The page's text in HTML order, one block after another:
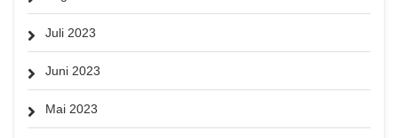
Juli 2023
Juni 2023
Mai 2023